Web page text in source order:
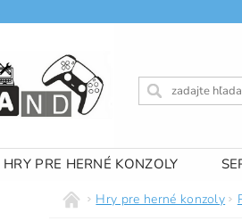
HRY PRE HERNÉ KONZOLY
OBCHODNÉ PODMIENKY
Hry pre herné konzoly